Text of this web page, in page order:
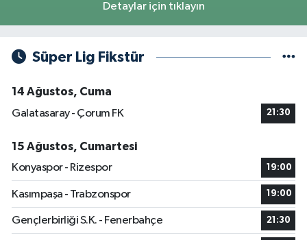
Detaylar için tıklayın
Süper Lig Fikstür
14 Ağustos, Cuma
Galatasaray - Çorum FK
21:30
15 Ağustos, Cumartesi
Konyaspor - Rizespor
19:00
Kasımpaşa - Trabzonspor 19:00
Gençlerbirliği S.K. - Fenerbahçe 21:30